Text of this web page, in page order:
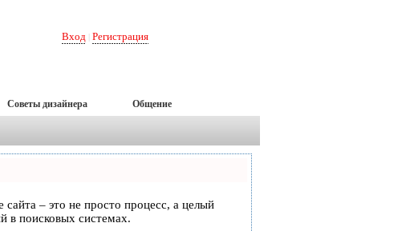
Вход Регистрация
Советы дизайнера Общение
сайта – это не просто процесс, а целый
в поисковых системах.